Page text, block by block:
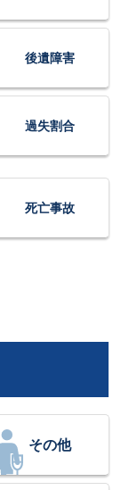
後遺障害
過失割合
死亡事故
その他